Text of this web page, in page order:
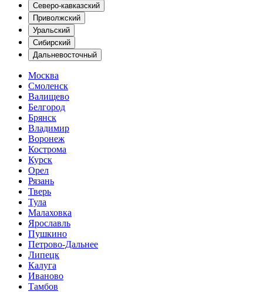
Северо-кавказский
Приволжский
Уральский
Сибирский
Дальневосточный
Москва
Смоленск
Валищево
Белгород
Брянск
Владимир
Воронеж
Кострома
Курск
Орел
Рязань
Тверь
Тула
Малаховка
Ярославль
Пушкино
Петрово-Дальнее
Липецк
Калуга
Иваново
Тамбов